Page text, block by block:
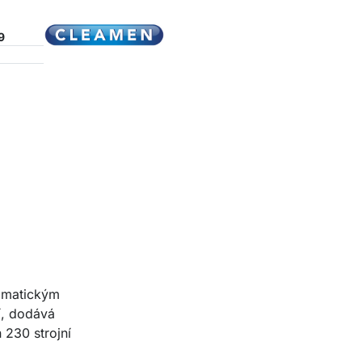
dodává
230 strojní